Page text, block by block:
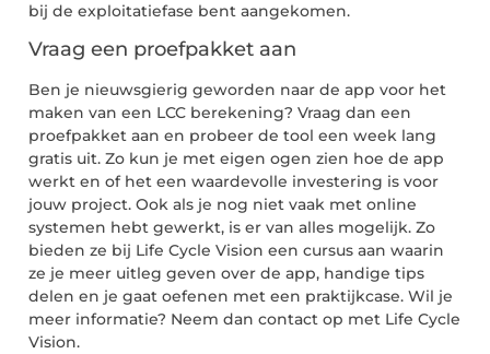
bij de exploitatiefase bent aangekomen.
Vraag een proefpakket aan
Ben je nieuwsgierig geworden naar de app voor het
maken van een LCC berekening? Vraag dan een
proefpakket aan en probeer de tool een week lang
gratis uit. Zo kun je met eigen ogen zien hoe de app
werkt en of het een waardevolle investering is voor
jouw project. Ook als je nog niet vaak met online
systemen hebt gewerkt, is er van alles mogelijk. Zo
bieden ze bij Life Cycle Vision een cursus aan waarin
ze je meer uitleg geven over de app, handige tips
delen en je gaat oefenen met een praktijkcase. Wil je
meer informatie? Neem dan contact op met Life Cycle
Vision.